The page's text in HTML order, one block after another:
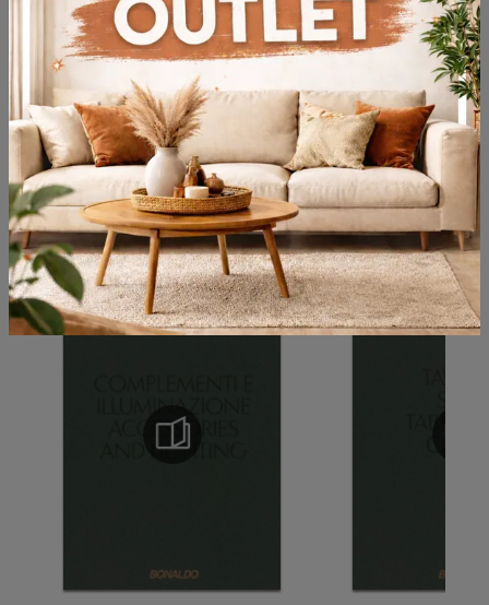
Kataloglara göz atın
Bilgileri kabul ediyorum
Göndermek